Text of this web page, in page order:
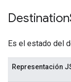
Destination
Es el estado del
Representación